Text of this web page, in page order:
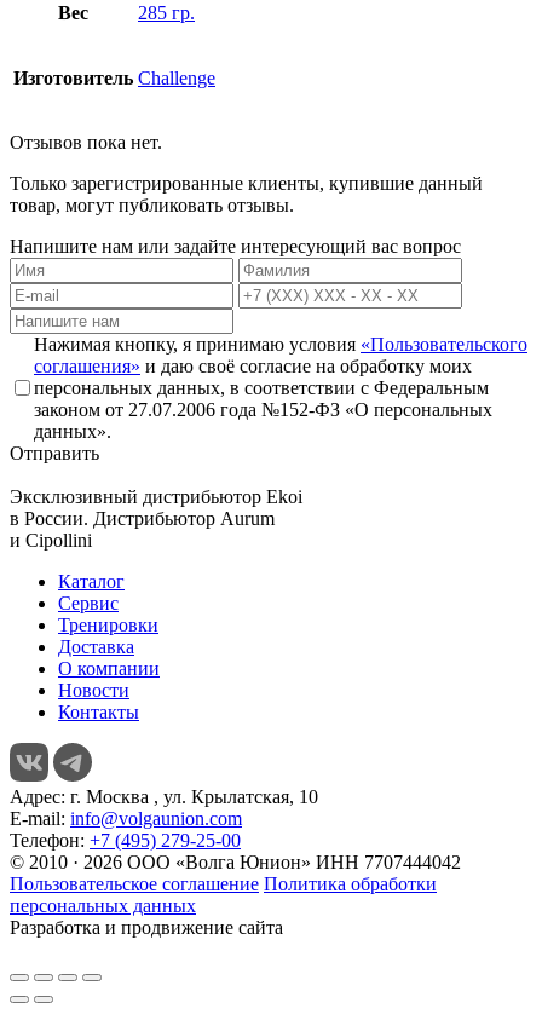
Вес 285 гр.
Изготовитель Challenge
Отзывов пока нет.
Только зарегистрированные клиенты, купившие данный
товар, могут публиковать отзывы.
Напишите нам или задайте интересующий вас вопрос
Нажимая кнопку, я принимаю условия «Пользовательского
соглашения» и даю своё согласие на обработку моих
персональных данных, в соответствии с Федеральным
законом от 27.07.2006 года №152-ФЗ «О персональных
данных».
Отправить
Эксклюзивный дистрибьютор Ekoi
в России. Дистрибьютор Aurum
и Cipollini
Каталог
Сервис
Тренировки
Доставка
О компании
Новости
Контакты
Адрес: г. Москва , ул. Крылатская, 10
E-mail: info@volgaunion.com
Телефон: +7 (495) 279-25-00
© 2010 · 2026 ООО «Волга Юнион» ИНН 7707444042
Пользовательское соглашение Политика обработки
персональных данных
Разработка и продвижение сайта